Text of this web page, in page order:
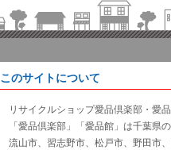
このサイトについて
リサイクルショップ愛品倶楽部・愛
「愛品倶楽部」「愛品館」は千葉県
流山市、習志野市、松戸市、野田市